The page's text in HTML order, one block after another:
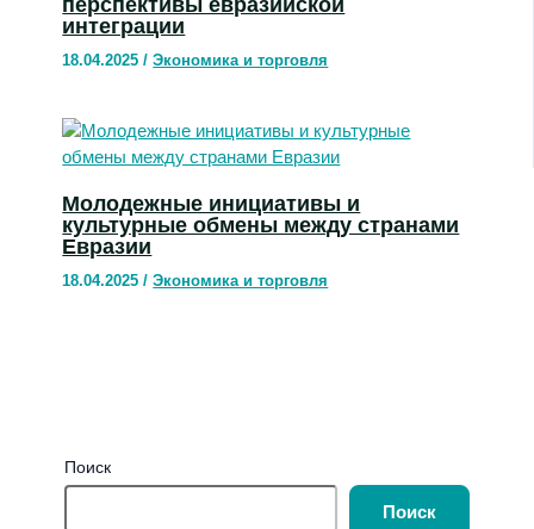
интеграции
18.04.2025/Экономика и торговля
Молодежные инициативы и
культурные обмены между странами
Евразии
18.04.2025/Экономика и торговля
Поиск
Поиск